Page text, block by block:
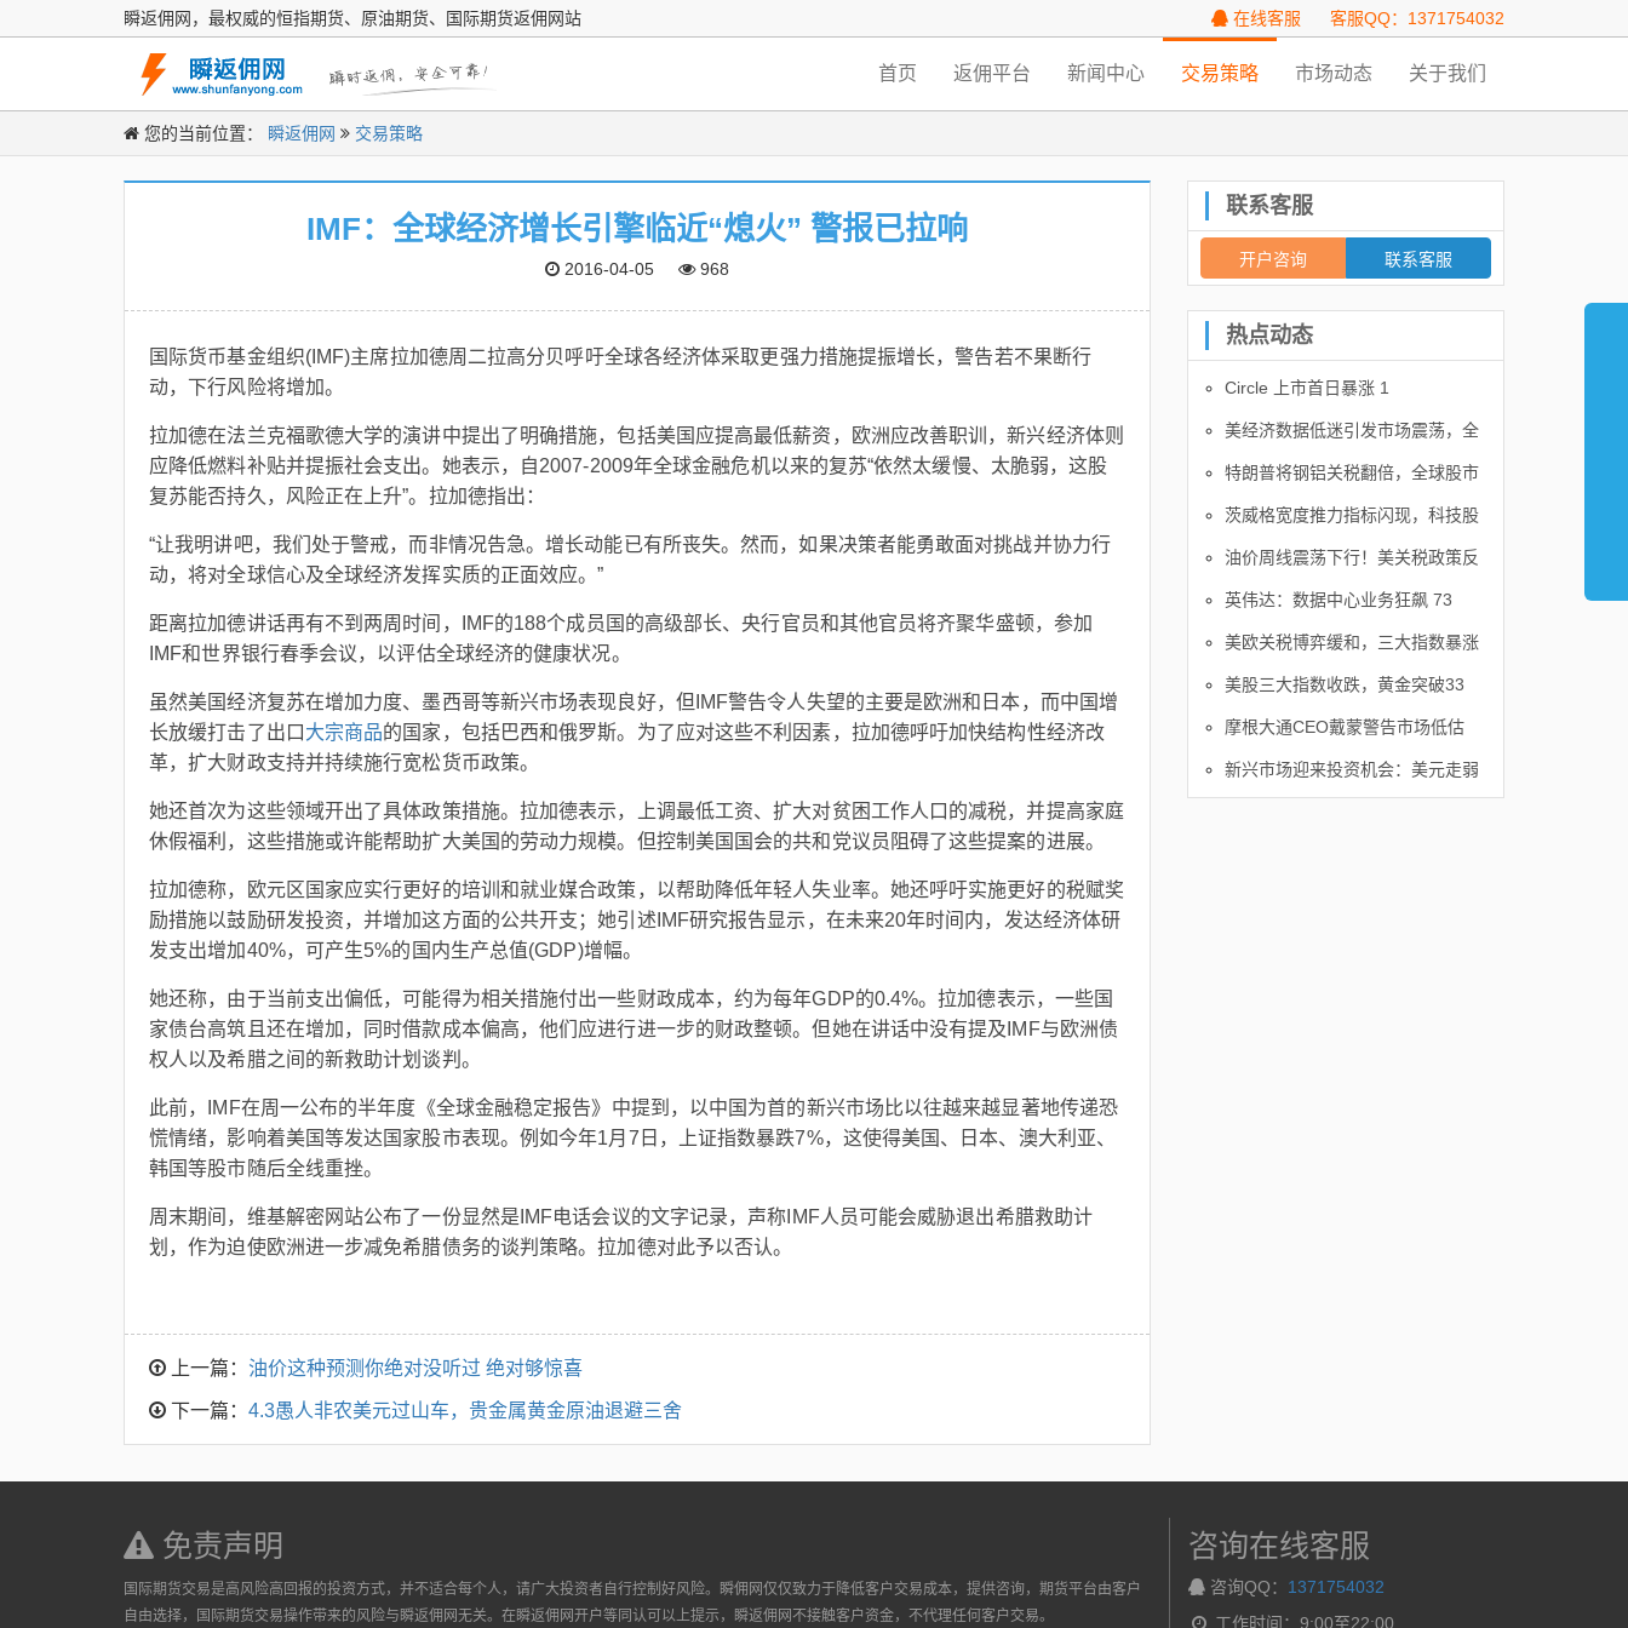
瞬返佣网，最权威的恒指期货、原油期货、国际期货返佣网站 在线客服 客服QQ：1371754032
首页 返佣平台 新闻中心 交易策略 市场动态 关于我们
您的当前位置： 瞬返佣网 交易策略
IMF：全球经济增长引擎临近“熄火” 警报已拉响
2016-04-05 968
国际货币基金组织(IMF)主席拉加德周二拉高分贝呼吁全球各经济体采取更强力措施提振增长，警告若不果断行
动，下行风险将增加。
拉加德在法兰克福歌德大学的演讲中提出了明确措施，包括美国应提高最低薪资，欧洲应改善职训，新兴经济体则
应降低燃料补贴并提振社会支出。她表示，自2007-2009年全球金融危机以来的复苏“依然太缓慢、太脆弱，这股
复苏能否持久，风险正在上升”。拉加德指出：
“让我明讲吧，我们处于警戒，而非情况告急。增长动能已有所丧失。然而，如果决策者能勇敢面对挑战并协力行
动，将对全球信心及全球经济发挥实质的正面效应。”
距离拉加德讲话再有不到两周时间，IMF的188个成员国的高级部长、央行官员和其他官员将齐聚华盛顿，参加
IMF和世界银行春季会议，以评估全球经济的健康状况。
虽然美国经济复苏在增加力度、墨西哥等新兴市场表现良好，但IMF警告令人失望的主要是欧洲和日本，而中国增
长放缓打击了出口 大宗商品的国家，包括巴西和俄罗斯。为了应对这些不利因素，拉加德呼吁加快结构性经济改
革，扩大财政支持并持续施行宽松货币政策。
她还首次为这些领域开出了具体政策措施。拉加德表示，上调最低工资、扩大对贫困工作人口的减税，并提高家庭
休假福利，这些措施或许能帮助扩大美国的劳动力规模。但控制美国国会的共和党议员阻碍了这些提案的进展。
拉加德称，欧元区国家应实行更好的培训和就业媒合政策，以帮助降低年轻人失业率。她还呼吁实施更好的税赋奖
励措施以鼓励研发投资，并增加这方面的公共开支；她引述IMF研究报告显示，在未来20年时间内，发达经济体研
发支出增加40%，可产生5%的国内生产总值(GDP)增幅。
她还称，由于当前支出偏低，可能得为相关措施付出一些财政成本，约为每年GDP的0.4%。拉加德表示，一些国
家债台高筑且还在增加，同时借款成本偏高，他们应进行进一步的财政整顿。但她在讲话中没有提及IMF与欧洲债
权人以及希腊之间的新救助计划谈判。
此前，IMF在周一公布的半年度《全球金融稳定报告》中提到，以中国为首的新兴市场比以往越来越显著地传递恐
慌情绪，影响着美国等发达国家股市表现。例如今年1月7日，上证指数暴跌7%，这使得美国、日本、澳大利亚、
韩国等股市随后全线重挫。
周末期间，维基解密网站公布了一份显然是IMF电话会议的文字记录，声称IMF人员可能会威胁退出希腊救助计
划，作为迫使欧洲进一步减免希腊债务的谈判策略。拉加德对此予以否认。
上一篇： 油价这种预测你绝对没听过 绝对够惊喜
下一篇： 4.3愚人非农美元过山车，贵金属黄金原油退避三舍
联系客服
开户咨询 联系客服
热点动态
Circle 上市首日暴涨 1
美经济数据低迷引发市场震荡，全
特朗普将钢铝关税翻倍，全球股市
茨威格宽度推力指标闪现，科技股
油价周线震荡下行！美关税政策反
英伟达：数据中心业务狂飙 73
美欧关税博弈缓和，三大指数暴涨
美股三大指数收跌，黄金突破33
摩根大通CEO戴蒙警告市场低估
新兴市场迎来投资机会：美元走弱
免责声明
国际期货交易是高风险高回报的投资方式，并不适合每个人，请广大投资者自行控制好风险。瞬佣网仅仅致力于降低客户交易成本，提供咨询，期货平台由客户
自由选择，国际期货交易操作带来的风险与瞬返佣网无关。在瞬返佣网开户等同认可以上提示，瞬返佣网不接触客户资金，不代理任何客户交易。
咨询在线客服
咨询QQ： 1371754032
工作时间：9:00至22:00